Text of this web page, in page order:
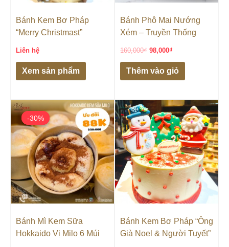
Bánh Kem Bơ Pháp
“Merry Christmast”
Liên hệ
Xem sản phẩm
Bánh Phô Mai Nướng
Xém – Truyền Thống
160,000₫ 98,000₫
Thêm vào giỏ
-30%
-30%
Bánh Mì Kem Sữa
Hokkaido Vị Milo 6 Múi
Giá
gốc
là:
125,000₫.
Giá
hiện
tại
là:
88,000₫.
Bánh Kem Bơ Pháp “Ông
Già Noel & Người Tuyết”